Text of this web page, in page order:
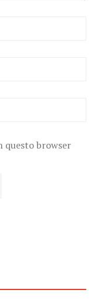
questo browser